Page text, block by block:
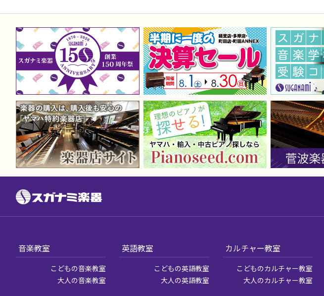
音楽教室
こどもの音楽教室
大人の音楽教室
英語教室
こどもの英語教室
大人の英語教室
カルチャー教室
こどものカルチャー教室
大人のカルチャー教室